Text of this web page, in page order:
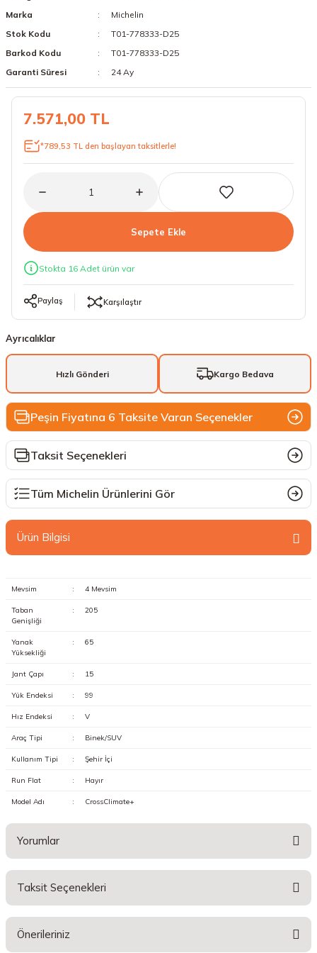
19 Lastikler
20 Lastikler
Marka
Michelin
Stok Kodu
T01-778333-D25
Barkod Kodu
T01-778333-D25
Garanti Süresi
24 Ay
7.571,00 TL
*789,53 TL den başlayan taksitlerle!
Sepete Ekle
Stokta 16 Adet ürün var
Paylaş Karşılaştır
Ayrıcalıklar
Hızlı Gönderi Kargo Bedava
Peşin Fiyatına 6 Taksite Varan Seçenekler
Taksit Seçenekleri
Tüm Michelin Ürünlerini Gör
Ürün Bilgisi
Mevsim : 4 Mevsim
Taban
Genişliği
: 205
Yanak
Yüksekliği
: 65
Jant Çapı : 15
Yük Endeksi : 99
Hız Endeksi : V
Araç Tipi : Binek/SUV
Kullanım Tipi : Şehir İçi
Run Flat : Hayır
Model Adı : CrossClimate+
Yorumlar
Taksit Seçenekleri
Önerileriniz